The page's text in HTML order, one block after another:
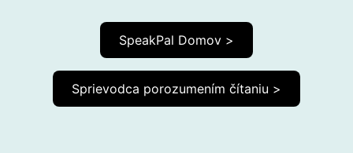
SpeakPal Domov >
Sprievodca porozumením čítaniu >